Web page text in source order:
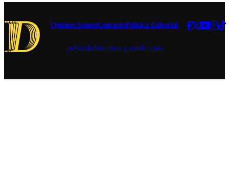
Quiénes SomosContactoPolítica Editorial
publicidadtérminos y condiciones